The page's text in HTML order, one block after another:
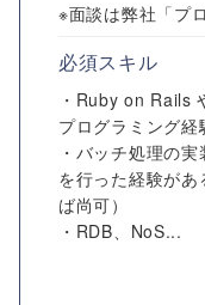
※面談は弊社「プ
必須スキル
・Ruby on Rails
プログラミング経
・バッチ処理の
を行った経験が
ば尚可）
・RDB、NoS...